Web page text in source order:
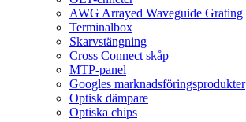
AWG Arrayed Waveguide Grating
Terminalbox
Skarvstängning
Cross Connect skåp
MTP-panel
Googles marknadsföringsprodukter
Optisk dämpare
Optiska chips